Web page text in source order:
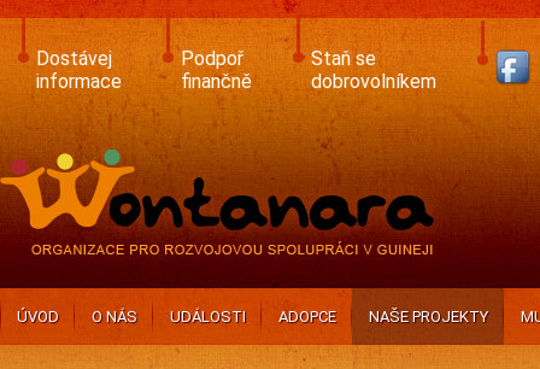
Skip
main
content
Dostávej
informace
Podpoř
finančně
Staň se
dobrovolníkem
ÚVOD O NÁS UDÁLOSTI ADOPCE NAŠE PROJEKTY